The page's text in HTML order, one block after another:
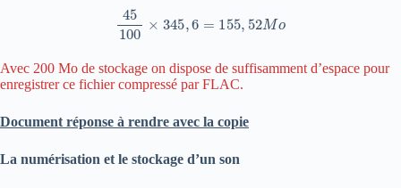
45
Avec 200 Mo de stockage on dispose de suffisamment d’espace pour
enregistrer ce fichier compressé par FLAC.
Document réponse à rendre avec la copie
La numérisation et le stockage d’un son